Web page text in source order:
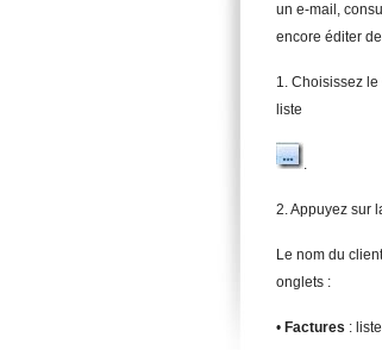
un e-mail,
encore éditer
1. Choisissez le
liste
.
2. Appuyez sur
Le nom du
onglets :
• Factures :